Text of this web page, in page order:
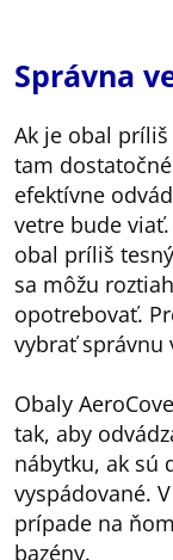
Správna
Ak je obal
tam
efektívne
vetre bude
obal príliš
sa môžu
opotrebovať.
vybrať správnu
Obaly
tak, aby
nábytku, ak sú
vyspádované.
prípade na
bazény.